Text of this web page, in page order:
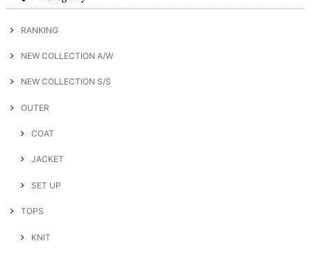
RANKING
NEW COLLECTION A/W
NEW COLLECTION S/S
OUTER
COAT
JACKET
SET UP
TOPS
KNIT